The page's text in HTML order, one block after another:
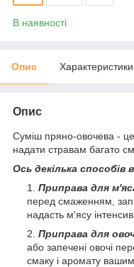
В наявності
Опис Характеристики
Опис
Суміш пряно-овочева -
надати стравам багато
Ось декілька способів
Приправа для
перед смаженням,
надасть м'ясу
Приправа для
або запечені овочі
смаку і аромату